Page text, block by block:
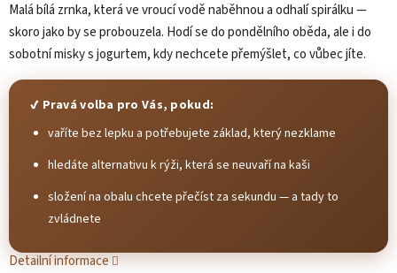
Malá bílá zrnka, která ve vroucí vodě naběhnou a odhalí spirálku —
skoro jako by se probouzela. Hodí se do pondělního oběda, ale i do
sobotní misky s jogurtem, kdy nechcete přemýšlet, co vůbec jíte.
✔ Pravá volba pro Vás, pokud:
vaříte bez lepku a potřebujete základ, který nezklame
hledáte alternativu k rýži, která se neuvaří na kaši
složení na obalu chcete přečíst za sekundu — a tady to
zvládnete
Detailní informace